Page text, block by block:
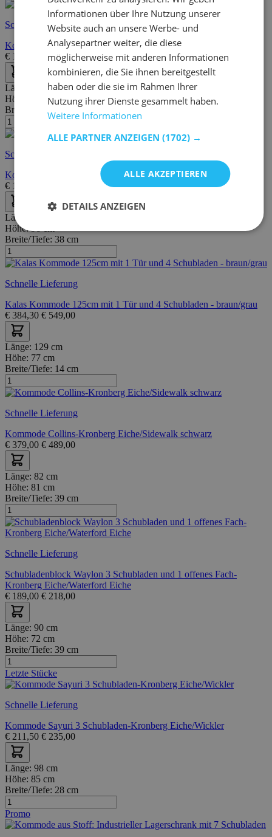
Schnelle Lieferung
Kommode Ekko 6 Schubladen
€ 199,95 €346,00
Länge:
77 cm
Höhe:
82 cm
Breite/Tiefe:
40 cm
Schnelle Lieferung
Kommode Nux 3 Schubladen - Eiche
€ 149,00
Länge:
Höhe:96 cm
Breite/Tiefe: 38 cm
Schnelle Lieferung
Kalas Kommode 125cm mit 1 Tür und 4 Schubladen - braun/grau
€ 384,30 € 549,00
Länge: 129 cm
Höhe: 77 cm
Breite/Tiefe: 14 cm
Schnelle Lieferung
Kommode Collins-Kronberg Eiche/Sidewalk schwarz
€ 379,00 € 489,00
Länge: 82 cm
Höhe: 81 cm
Breite/Tiefe: 39 cm
Schnelle Lieferung
Schubladenblock Waylon 3 Schubladen und 1 offenes Fach-
Kronberg Eiche/Waterford Eiche
€ 189,00 € 218,00
Länge: 90 cm
Höhe: 72 cm
Breite/Tiefe: 39 cm
Letzte Stücke
Schnelle Lieferung
Kommode Sayuri 3 Schubladen-Kronberg Eiche/Wickler
€ 211,50 € 235,00
Länge: 98 cm
Höhe: 85 cm
Breite/Tiefe: 28 cm
Promo
Informationen über Ihre Nutzung unserer
Website auch an unsere Werbe- und
Analysepartner weiter, die diese
möglicherweise mit anderen Informationen
kombinieren, die Sie ihnen bereitgestellt
haben oder die sie im Rahmen Ihrer
Nutzung ihrer Dienste gesammelt haben.
Weitere Informationen
ALLE PARTNER ANZEIGEN (1702) →
ALLE AKZEPTIEREN
DETAILS ANZEIGEN